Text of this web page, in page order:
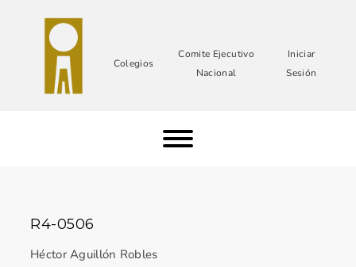
Colegios
Comite Ejecutivo
Nacional
Iniciar
Sesión
R4-0506
Héctor Aguillón Robles